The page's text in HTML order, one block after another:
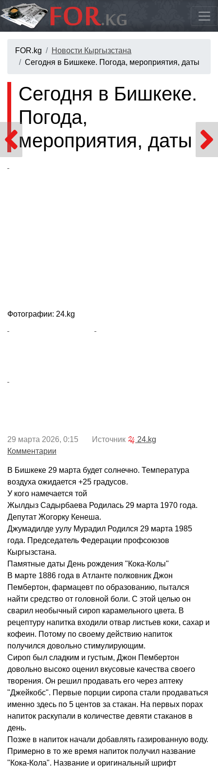
FOR.kg
Новости Кыргызстана
Сегодня в Бишкеке. Погода, мероприятия, даты
Сегодня в Бишкеке.
Погода,
мероприятия, даты
Фотографии: 24.kg
29 марта 2026, 0:15 Источник
24.kg
Комментарии
В Бишкеке 29 марта будет солнечно. Температура
воздуха ожидается +25 градусов.
У кого намечается той
Жылдыз Садырбаева Родилась 29 марта 1970 года.
Депутат Жогорку Кенеша.
Джумадилде уулу Мурадил Родился 29 марта 1985
года. Председатель Федерации профсоюзов
Кыргызстана.
Памятные даты День рождения "Кока-Колы"
В марте 1886 года в Атланте полковник Джон
Пембертон, фармацевт по образованию, пытался
найти средство от головной боли. С этой целью он
сварил необычный сироп карамельного цвета. В
рецептуру напитка входили отвар листьев коки, сахар и
кофеин. Потому по своему действию напиток
получился довольно стимулирующим.
Сироп был сладким и густым, Джон Пембертон
довольно высоко оценил вкусовые качества своего
творения. Он решил продавать его через аптеку
"Джейкобс". Первые порции сиропа стали продаваться
именно здесь по 5 центов за стакан. На первых порах
напиток раскупали в количестве девяти стаканов в
день.
Позже в напиток начали добавлять газированную воду.
Примерно в то же время напиток получил название
"Кока-Кола". Название и оригинальный шрифт